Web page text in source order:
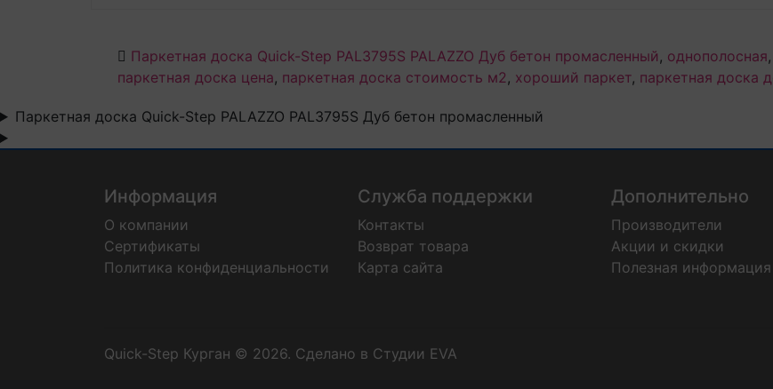
Паркетная доска Quick-Step PAL3795S PALAZZO Дуб бетон промасленный, однополосная,
паркетная доска цена, паркетная доска стоимость м2, хороший паркет, паркетная доска
Паркетная доска Quick-Step PALAZZO PAL3795S Дуб бетон промасленный
Информация
О компании
Сертификаты
Политика конфиденциальности
Служба поддержки
Контакты
Возврат товара
Карта сайта
Дополнительно
Производители
Акции и скидки
Полезная информация
Quick-Step Курган © 2026. Сделано в Студии EVA